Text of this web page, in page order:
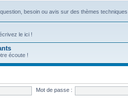
besoin ou avis sur des thèmes
le ici !
écoute !
Mot de passe :